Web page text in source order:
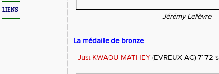
LIENS
Jérémy Lelièvre
La médaille de bronze
- Just KWAOU MATHEY (EVREUX AC) 7’’72